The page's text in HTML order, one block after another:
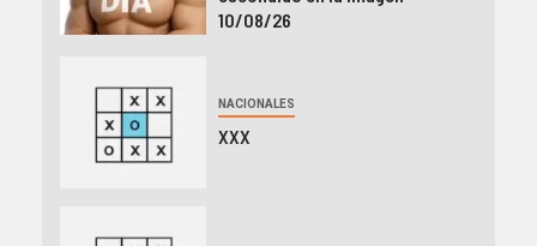
10/08/26
NACIONALES
XXX